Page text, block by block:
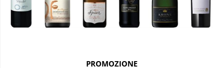
PROMOZIONE